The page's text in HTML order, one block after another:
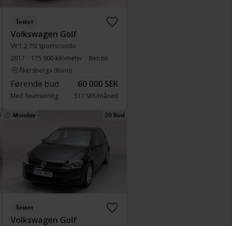
Testet
Volkswagen Golf
VII 1.2 TSI Sportscombi
2017
175 900 kilometer
Benzin
Åkersberga (Runö)
Førende bud 60 000 SEK
Med finansiering 511 SEK/måned
Monday 20 Bud
Testet
Volkswagen Golf